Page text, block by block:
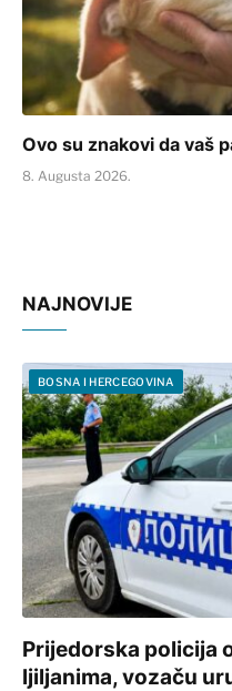
Ovo su znakovi da vaš
8. Augusta 2026.
NAJNOVIJE
BOSNA I HERCEGOVINA
Prijedorska policija
ljiljanima, vozaču